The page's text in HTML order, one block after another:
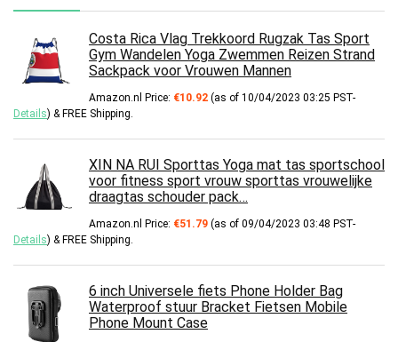
Costa Rica Vlag Trekkoord Rugzak Tas Sport
Gym Wandelen Yoga Zwemmen Reizen Strand
Sackpack voor Vrouwen Mannen
Amazon.nl Price: €10.92 (as of 10/04/2023 03:25 PST-
Details) & FREE Shipping
XIN NA RUI Sporttas Yoga mat tas sportschool
voor fitness sport vrouw sporttas vrouwelijke
draagtas schouder pack…
Amazon.nl Price: €51.79 (as of 09/04/2023 03:48 PST-
Details) & FREE Shipping
6 inch Universele fiets Phone Holder Bag
Waterproof stuur Bracket Fietsen Mobile
Phone Mount Case